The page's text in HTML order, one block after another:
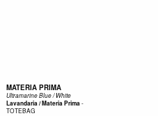
MATERIA PRIMA
Ultramarine Blue / White
Lavandaria / Materia Prima-
TOTEBAG